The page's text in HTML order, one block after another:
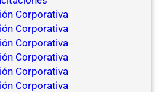
Corporativa
Corporativa
Corporativa
Corporativa
Corporativa
Corporativa